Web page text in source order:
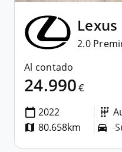
Lexus
2.0
Al contado
24.990€
2022
80.658km